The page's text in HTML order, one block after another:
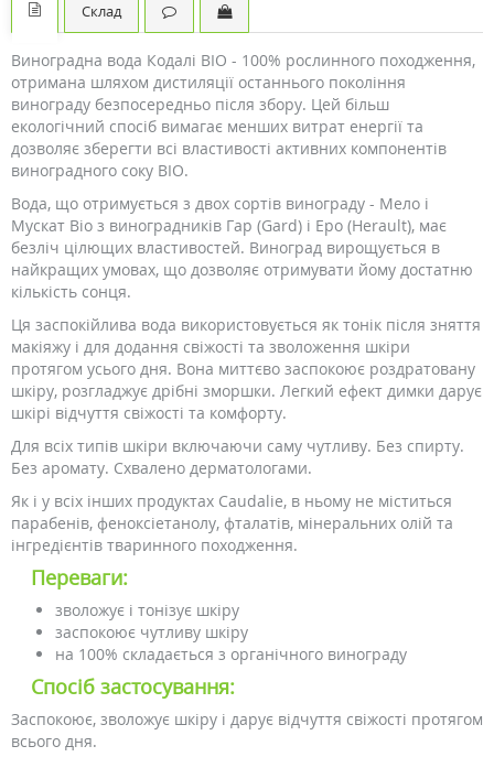
Склад
Виноградна вода Кодалі BIO - 100% рослинного походження,
отримана шляхом дистиляції останнього покоління
винограду безпосередньо після збору. Цей більш
екологічний спосіб вимагає менших витрат енергії та
дозволяє зберегти всі властивості активних компонентів
виноградного соку BIO.
Вода, що отримується з двох сортів винограду - Мело і
Мускат Bio з виноградників Гар (Gard) і Еро (Herault), має
безліч цілющих властивостей. Виноград вирощується в
найкращих умовах, що дозволяє отримувати йому достатню
кількість сонця.
Ця заспокійлива вода використовується як тонік після зняття
макіяжу і для додання свіжості та зволоження шкіри
протягом усього дня. Вона миттєво заспокоює роздратовану
шкіру, розгладжує дрібні зморшки. Легкий ефект димки дарує
шкірі відчуття свіжості та комфорту.
Для всіх типів шкіри включаючи саму чутливу. Без спирту.
Без аромату. Схвалено дерматологами.
Як і у всіх інших продуктах Caudalie, в ньому не міститься
парабенів, феноксіетанолу, фталатів, мінеральних олій та
інгредієнтів тваринного походження.
Переваги:
зволожує і тонізує шкіру
заспокоює чутливу шкіру
на 100% складається з органічного винограду
Спосіб застосування:
Заспокоює, зволожує шкіру і дарує відчуття свіжості протягом
всього дня.